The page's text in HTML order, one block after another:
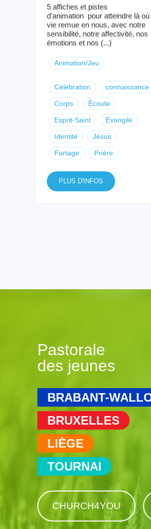
5 affiches et pistes
d'animation pour atteindre là où
vie remue en nous, avec notre
sensibilité, notre affectivité, nos
émotions et nos (...)
Animation/Jeu
Célébration connaissance
Corps Écoute
Esprit-Saint Evangile
Identité Jésus
Partage Prière
PLUS D'INFOS
Pastorale
des jeunes
BRABANT-
BRUXELLES
LIÈGE
TOURNAI
CHURCH4YOU